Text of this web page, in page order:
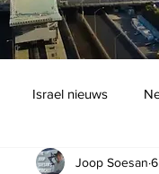
Israel nieuws
Jodendom en
Joop Soesan